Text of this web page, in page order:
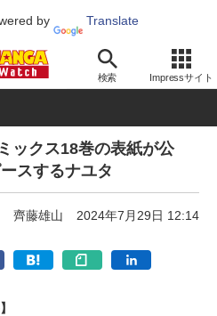
by Translate
検索 Impressサイト
ソーマン
ックス18巻の表紙が公
スするナユタ
齊藤雄山 2024年7月29日 12:14